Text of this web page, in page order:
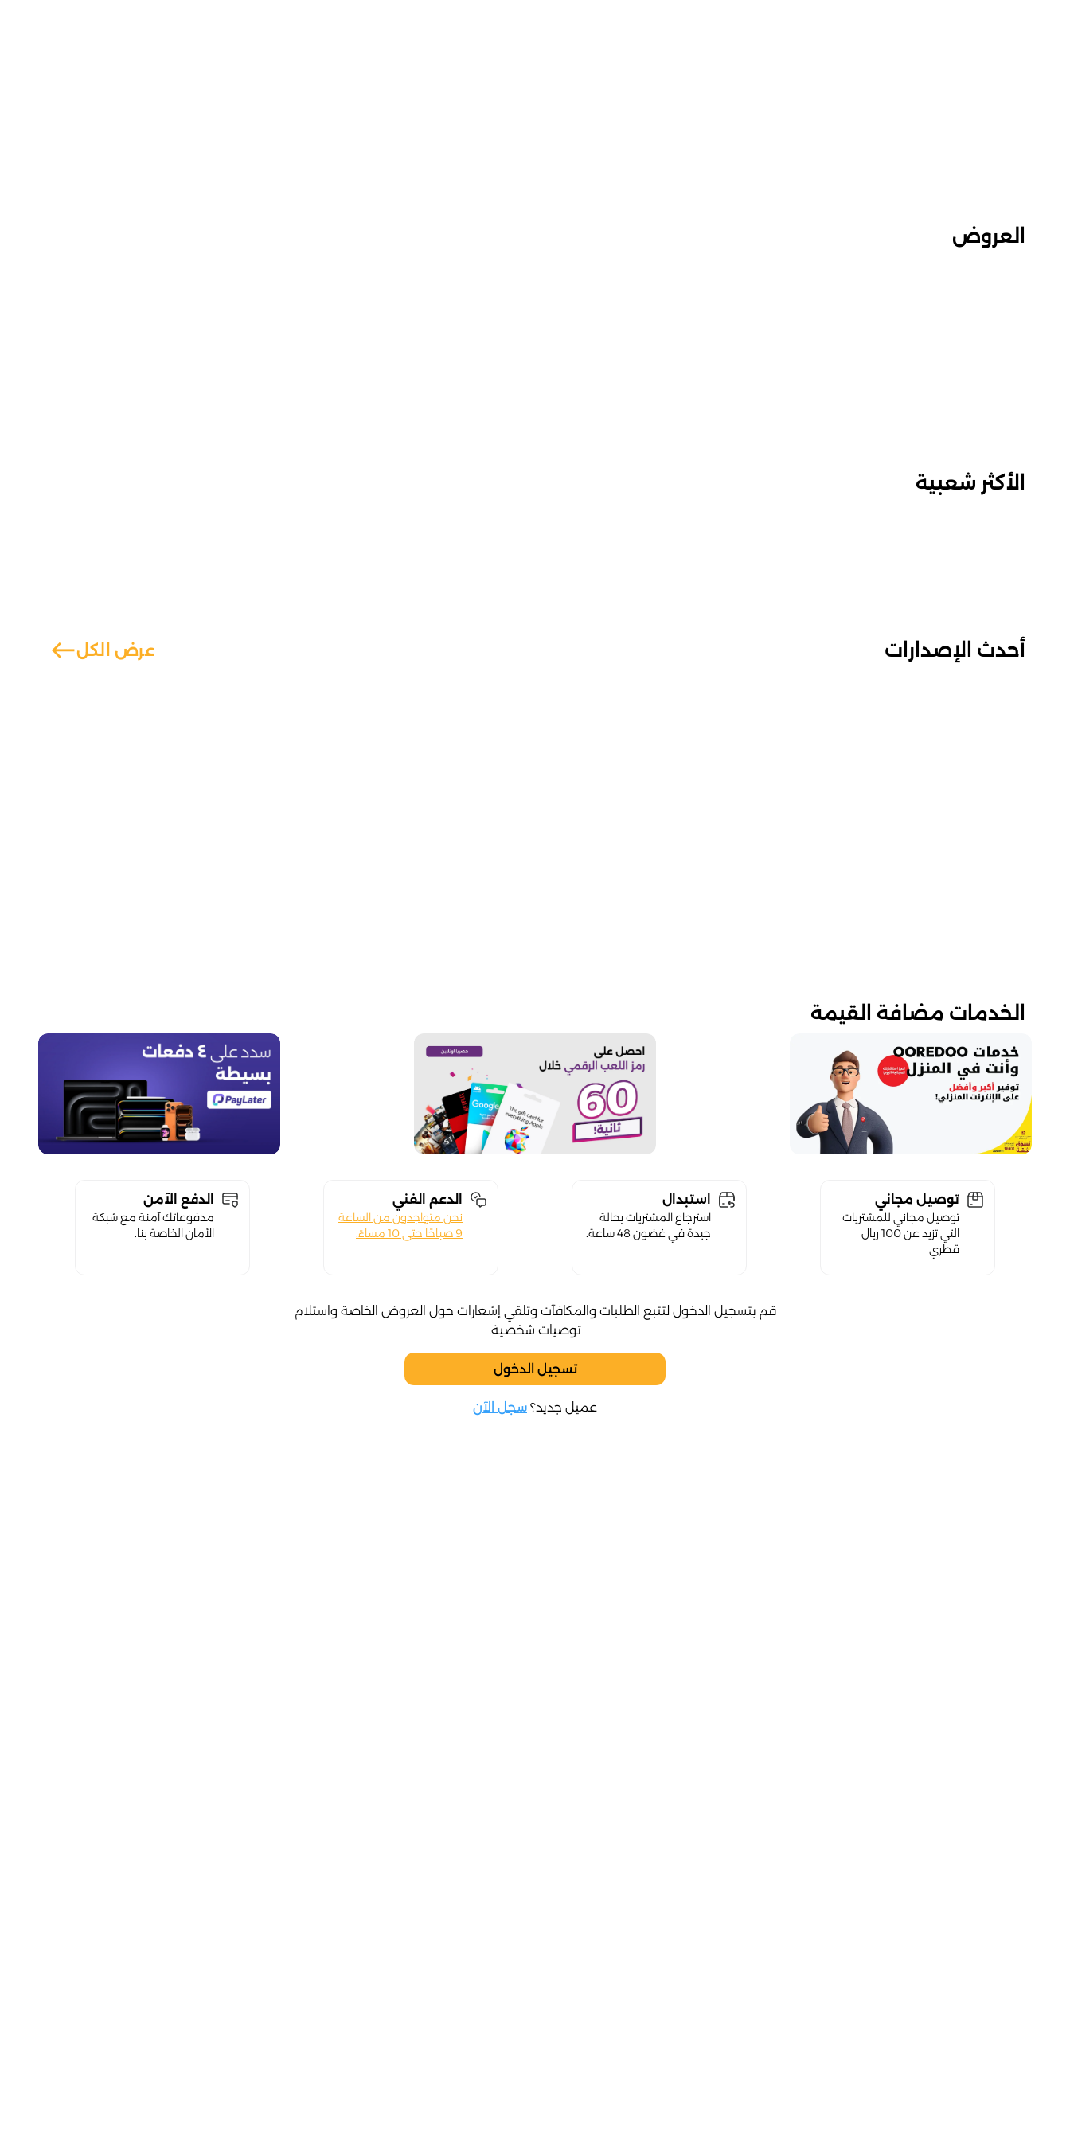
العروض
الأكثر شعبية
أحدث الإصدارات عرض الكلwest
الخدمات مضافة القيمة
توصيل مجاني
توصيل مجاني للمشتريات
التي تزيد عن 100 ريال
قطري
استبدال
استرجاع المشتريات بحالة
جيدة في غضون 48 ساعة.
الدعم الفني
نحن متواجدون من الساعة
9 صباحًا حتى 10 مساءً.
الدفع الآمن
مدفوعاتك آمنة مع شبكة
الأمان الخاصة بنا.
قم بتسجيل الدخول لتتبع الطلبات والمكافآت وتلقي إشعارات حول العروض الخاصة واستلام
توصيات شخصية.
تسجيل الدخول
عميل جديد؟ سجل الآن